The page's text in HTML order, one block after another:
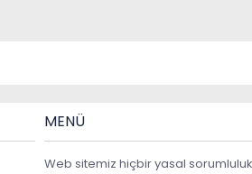
MENÜ
Web sitemiz hiçbir yasal